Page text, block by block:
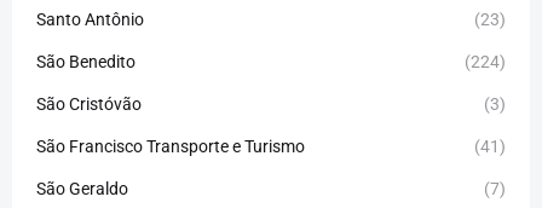
Santo Antônio (23)
São Benedito (224)
São Cristóvão (3)
São Francisco Transporte e Turismo (41)
São Geraldo (7)